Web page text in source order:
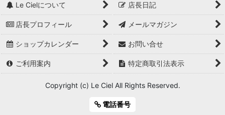
Le Cielについて 店長日記
店長プロフィール メールマガジン
ショップカレンダー お問い合せ
ご利用案内 特定商取引法表示
Copyright (c) Le Ciel All Rights Reserved.
電話番号